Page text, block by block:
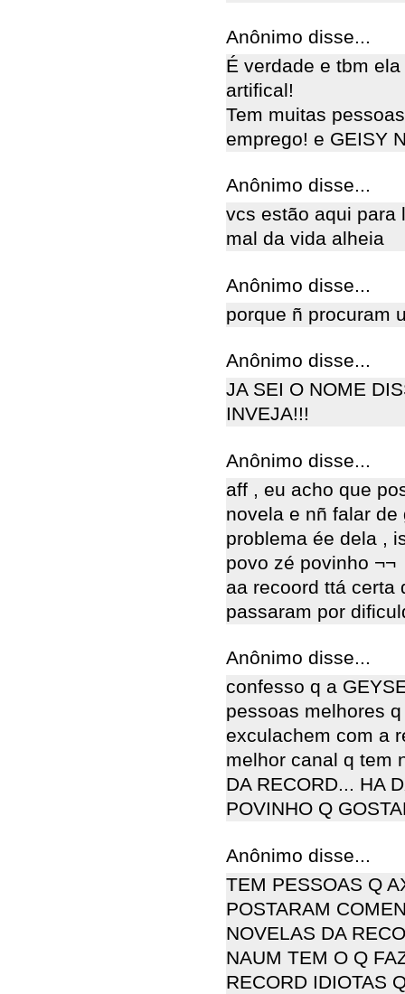
Anônimo disse...
É verdade e tbm
artifical!
Tem muitas
emprego! e GEISY
Anônimo disse...
vcs estão aqui para
mal da vida alheia
Anônimo disse...
porque ñ procuram
Anônimo disse...
JA SEI O NOME
INVEJA!!!
Anônimo disse...
aff , eu acho que
novela e nñ falar
problema ée dela ,
povo zé povinho ¬¬
aa recoord ttá certa
passaram por
Anônimo disse...
confesso q a
pessoas melhores
exculachem com a
melhor canal q tem
DA RECORD... HA
POVINHO Q
Anônimo disse...
TEM PESSOAS Q
POSTARAM
NOVELAS DA
NAUM TEM O Q
RECORD IDIOTAS